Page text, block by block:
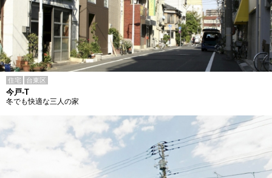
住宅 台東区
今戸-T
冬でも快適な三人の家